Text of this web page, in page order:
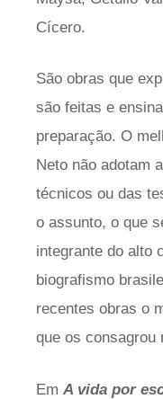
Cícero.
São obras que
são feitas e
preparação. O
Neto não adotam
técnicos ou das
o assunto, o que
integrante do alto
biografismo
recentes obras o
que os consagrou
Em A vida por